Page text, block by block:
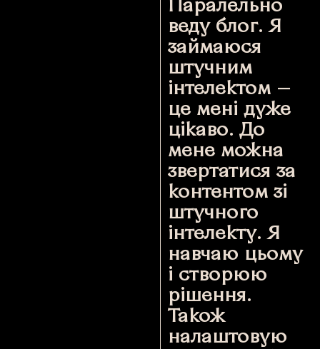
Паралельно
веду блог. Я
займаюся
штучним
інтелектом —
це мені дуже
цікаво. До
мене можна
звертатися за
контентом зі
штучного
інтелекту. Я
навчаю цьому
і створюю
рішення.
Також
налаштовую